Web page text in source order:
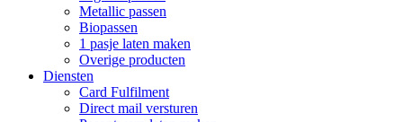
Metallic passen
Biopassen
1 pasje laten maken
Overige producten
Diensten
Card Fulfilment
Direct mail versturen